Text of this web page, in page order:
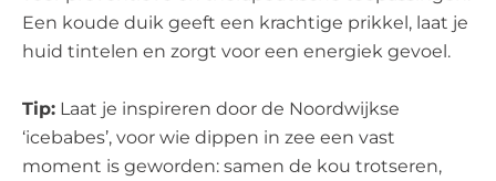
Een koude duik geeft een krachtige prikkel, laat je
huid tintelen en zorgt voor een energiek gevoel.
Tip: Laat je inspireren door de Noordwijkse
‘icebabes’, voor wie dippen in zee een vast
moment is geworden: samen de kou trotseren,